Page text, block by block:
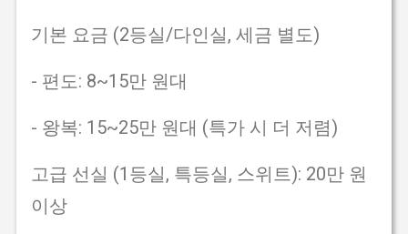
기본 요금 (2등실/다인실, 세금 별도)
- 편도: 8~15만 원대
- 왕복: 15~25만 원대 (특가 시 더 저렴)
고급 선실 (1등실, 특등실, 스위트): 20만 원
이상